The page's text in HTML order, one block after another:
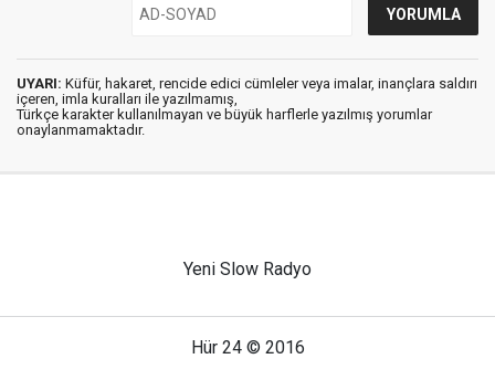
UYARI: Küfür, hakaret, rencide edici cümleler veya imalar, inançlara saldırı
içeren, imla kuralları ile yazılmamış,
Türkçe karakter kullanılmayan ve büyük harflerle yazılmış yorumlar
onaylanmamaktadır.
Yeni Slow Radyo
Hür 24 © 2016